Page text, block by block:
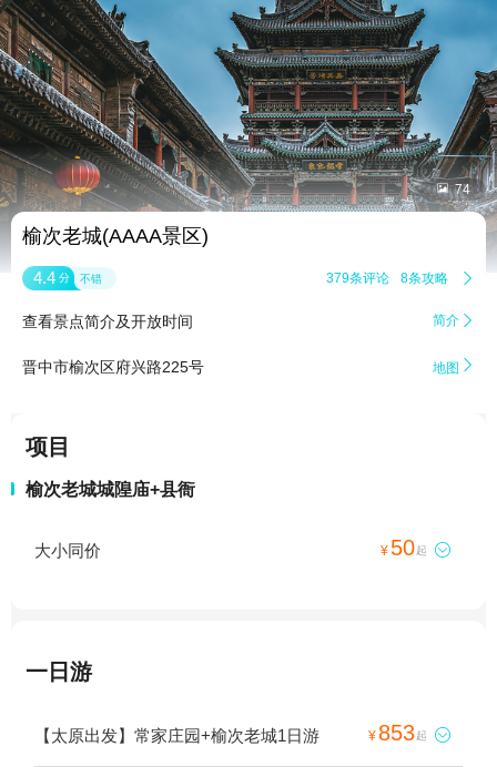
 74
榆次老城(AAAA景区)
4.4 分 不错 379条评论 8条攻略 
查看景点简介及开放时间 简介 
晋中市榆次区府兴路225号 地图 
项目
榆次老城城隍庙+县衙
大小同价 ¥ 50起 
一日游
【太原出发】常家庄园+榆次老城1日游 ¥ 853起 
